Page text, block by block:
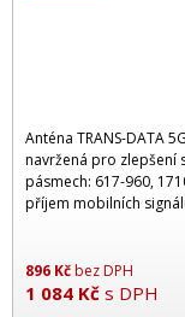
Anténa TRANS-DATA
navržená pro zlepšení
pásmech: 617-960,
příjem mobilních
896 Kčbez DPH
1 084 Kč s DPH